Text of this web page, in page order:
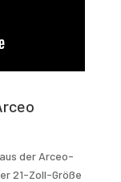
der Arceo-
21-Zoll-Größe